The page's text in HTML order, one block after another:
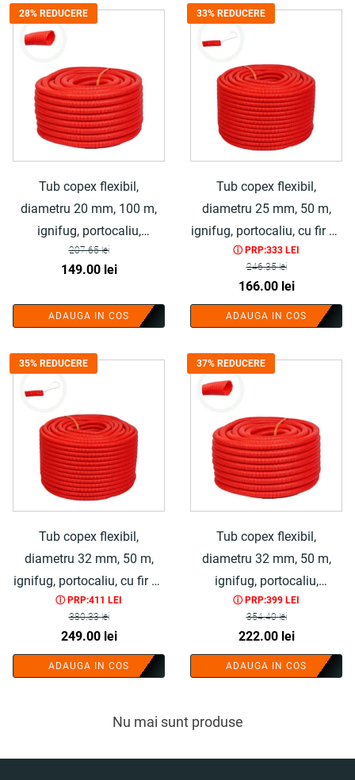
205.15 lei.
168.05 lei.
28% REDUCERE
Tub copex flexibil,
diametru 20 mm, 100 m,
ignifug, portocaliu,
polietilena - COBI SMART®
207.65lei
Prețul
a
207.65 lei.
149.00 leiPrețul
este:
ADAUGA IN COS
33% REDUCERE
Tub copex flexibil,
diametru 25 mm, 50 m,
ignifug, portocaliu, cu fir de
tragere, polietilena - COBI
SMART®
ⓘ PRP:333 LEI
246.35lei
Prețul
inițial
a
fost:
246.35 lei.
166.00 leiPrețul
curent
este:
ADAUGA IN COS
35% REDUCERE
Tub copex flexibil,
diametru 32 mm, 50 m,
ignifug, portocaliu, cu fir de
tragere, polietilena - COBI
SMART®
ⓘ PRP:411 LEI
380.33lei
Prețul
inițial
a
380.33 lei.
249.00 leiPrețul
curent
este:
ADAUGA IN COS
37% REDUCERE
Tub copex flexibil,
diametru 32 mm, 50 m,
ignifug, portocaliu,
polietilena - COBI SMART®
ⓘ PRP:399 LEI
354.40lei
Prețul
inițial
a
354.40 lei.
222.00 leiPrețul
curent
este:
ADAUGA IN COS
Nu mai sunt produse